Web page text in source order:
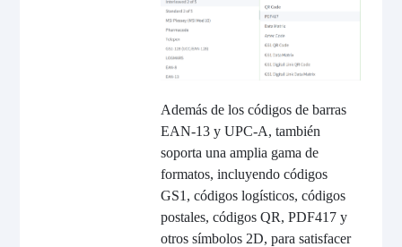
Además de los códigos de barras
EAN-13 y UPC-A, también
soporta una amplia gama de
formatos, incluyendo códigos
GS1, códigos logísticos, códigos
postales, códigos QR, PDF417 y
otros símbolos 2D, para satisfacer